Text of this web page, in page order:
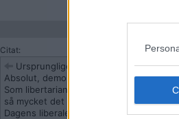
Citat:
Ursprungligen postat av
mikaels
Absolut, demokrati i sitt ursprung
Som libertarian (NB, inte liberal) säger
så mycket det går över sina egna liv.
Dagens liberaler har kidnappat ordet